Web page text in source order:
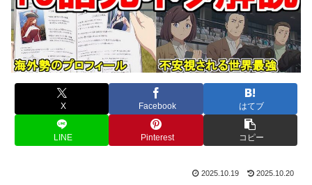
X Facebook はてブ
LINE Pinterest コピー
2025.10.19 2025.10.20